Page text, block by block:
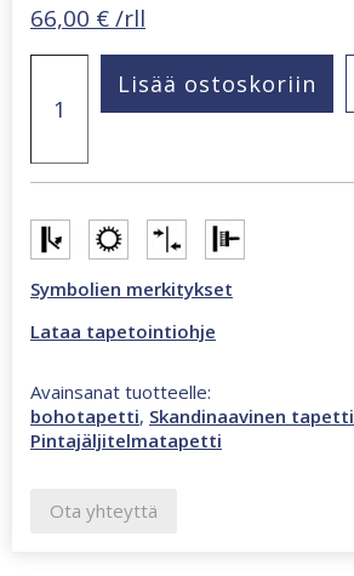
66,00 € /rll
surfaces
juuttitapetti
beige,
45745
määrä
Lisää ostoskoriin
Symbolien merkitykset
Lataa tapetointiohje
Avainsanat tuotteelle:
bohotapetti, Skandinaavinen tapetti
Pintajäljitelmatapetti
Ota yhteyttä